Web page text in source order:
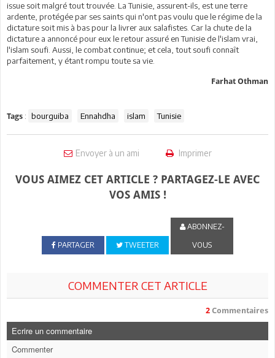
issue soit malgré tout trouvée. La Tunisie, assurent-ils, est une terre
ardente, protégée par ses saints qui n'ont pas voulu que le régime de la
dictature soit mis à bas pour la livrer aux salafistes. Car la chute de la
dictature a annoncé pour eux le retour assuré en Tunisie de l'islam vrai,
l'islam soufi. Aussi, le combat continue; et cela, tout soufi connaît
parfaitement, y étant rompu toute sa vie.
Farhat Othman
Tags : bourguiba Ennahdha islam Tunisie
Envoyer à un ami Imprimer
VOUS AIMEZ CET ARTICLE ? PARTAGEZ-LE AVEC
VOS AMIS !
PARTAGER TWEETER
ABONNEZ-
VOUS
COMMENTER CET ARTICLE
2 Commentaires
Ecrire un commentaire
Commenter